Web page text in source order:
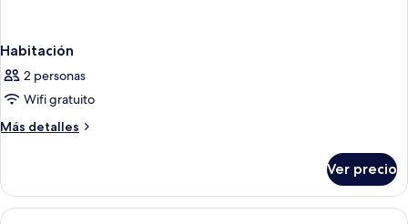
Habitación
2 personas
Wifi gratuito
Más detalles
Más
Ver precio